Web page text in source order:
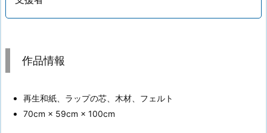
作品情報
再生和紙、ラップの芯、木材、フェルト
70cm × 59cm × 100cm